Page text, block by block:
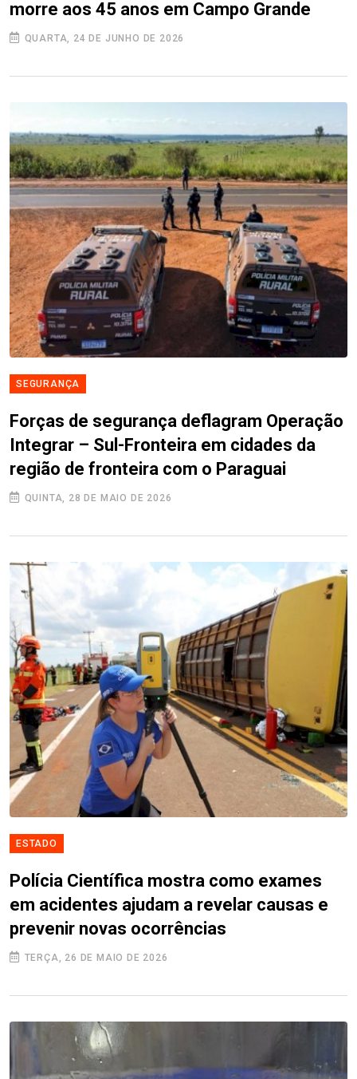
morre aos 45 anos em Campo Grande
QUARTA, 24 DE JUNHO DE 2026
SEGURANÇA
Forças de segurança deflagram Operação
Integrar – Sul-Fronteira em cidades da
região de fronteira com o Paraguai
QUINTA, 28 DE MAIO DE 2026
ESTADO
Polícia Científica mostra como exames
em acidentes ajudam a revelar causas e
prevenir novas ocorrências
TERÇA, 26 DE MAIO DE 2026